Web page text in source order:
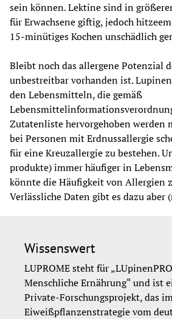
sein können. Lektine sind in
für Erwachsene giftig, jedoch
15-minütiges Kochen unschädlich
Bleibt noch das allergene Potenzial
unbestreitbar vorhanden ist.
den Lebensmitteln, die gemäß
Zutatenliste hervorgehoben werden
bei Personen mit Erdnussallergie
für eine Kreuzallergie zu bestehen.
produkte) immer häufiger in
könnte die Häufigkeit von Allergien
Verlässliche Daten gibt es dazu aber
Wissenswert
LUPROME steht für
Menschliche Ernährung“ und ist
Private-Forschungsprojekt, das
Eiweißpflanzenstrategie vom